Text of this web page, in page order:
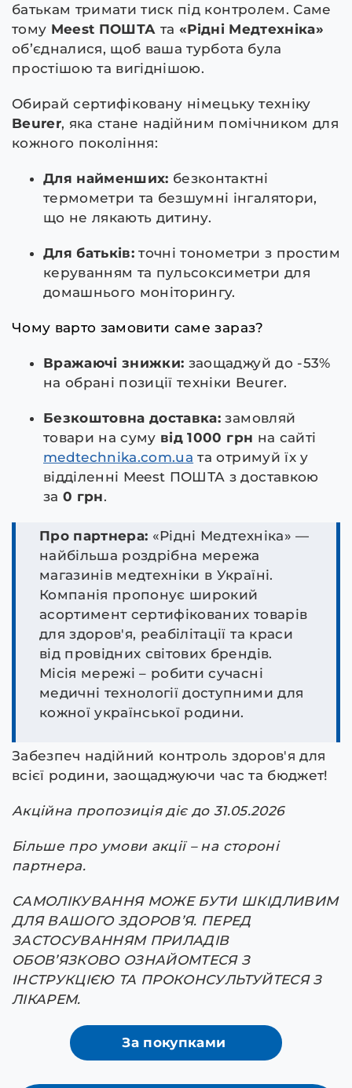
батькам тримати тиск під контролем. Саме
тому Meest ПОШТА та «Рідні Медтехніка»
об’єдналися, щоб ваша турбота була
простішою та вигіднішою.
Обирай сертифіковану німецьку техніку
Beurer, яка стане надійним помічником для
кожного покоління:
Для найменших: безконтактні
термометри та безшумні інгалятори,
що не лякають дитину.
Для батьків: точні тонометри з простим
керуванням та пульсоксиметри для
домашнього моніторингу.
Чому варто замовити саме зараз?
Вражаючі знижки: заощаджуй до -53%
на обрані позиції техніки Beurer.
Безкоштовна доставка: замовляй
товари на суму від 1000 грн на сайті
medtechnika.com.ua та отримуй їх у
відділенні Meest ПОШТА з доставкою
за0 грн.
Про партнера: «Рідні Медтехніка» —
найбільша роздрібна мережа
магазинів медтехніки в Україні.
Компанія пропонує широкий
асортимент сертифікованих товарів
для здоров'я, реабілітації та краси
від провідних світових брендів.
Місія мережі – робити сучасні
медичні технології доступними для
кожної української родини.
Забезпеч надійний контроль здоров'я для
всієї родини, заощаджуючи час та бюджет!
Акційна пропозиція діє до 31.05.2026
Більше про умови акції – на стороні
партнера.
САМОЛІКУВАННЯ МОЖЕ БУТИ ШКІДЛИВИМ
ДЛЯ ВАШОГО ЗДОРОВ’Я. ПЕРЕД
ЗАСТОСУВАННЯМ ПРИЛАДІВ
ОБОВ’ЯЗКОВО ОЗНАЙОМТЕСЯ З
ІНСТРУКЦІЄЮ ТА ПРОКОНСУЛЬТУЙТЕСЯ З
ЛІКАРЕМ.
За покупками